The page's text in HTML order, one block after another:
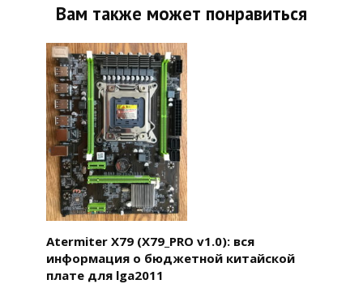
Вам также может понравиться
Atermiter X79 (X79_PRO v1.0): вся
информация о бюджетной китайской
плате для lga2011